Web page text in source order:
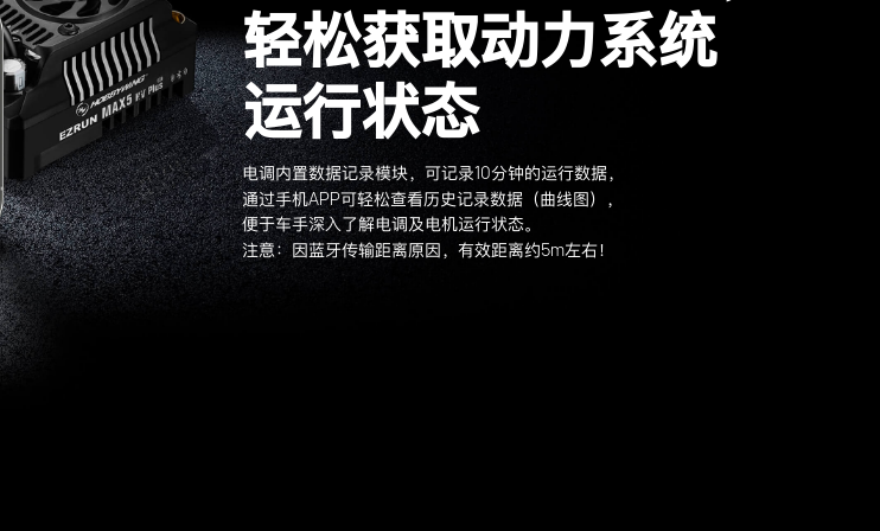
轻松获取动力系统
运行状态
电调内置数据记录模块，可记录10分钟的运行数据，
通过手机APP可轻松查看历史记录数据（曲线图），
便于车手深入了解电调及电机运行状态。
注意：因蓝牙传输距离原因，有效距离约5m左右！